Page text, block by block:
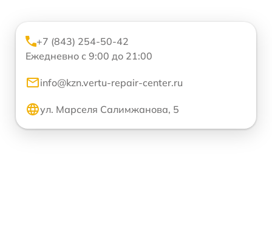
+7 (843) 254-50-42
Ежедневно с 9:00 до 21:00
info@kzn.vertu-repair-center.ru
ул. Марселя Салимжанова, 5